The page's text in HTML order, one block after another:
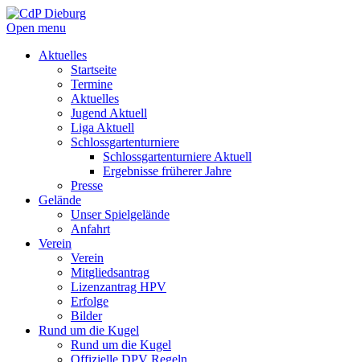
Open menu
Aktuelles
Startseite
Termine
Aktuelles
Jugend Aktuell
Liga Aktuell
Schlossgartenturniere
Schlossgartenturniere Aktuell
Ergebnisse früherer Jahre
Presse
Gelände
Unser Spielgelände
Anfahrt
Verein
Verein
Mitgliedsantrag
Lizenzantrag HPV
Erfolge
Bilder
Rund um die Kugel
Rund um die Kugel
Offizielle DPV Regeln